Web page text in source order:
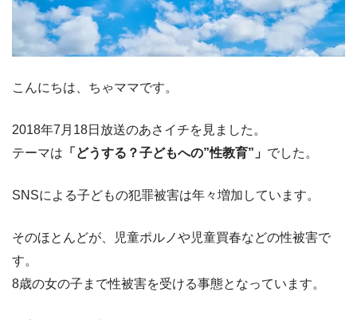
こんにちは、ちゃママです。
2018年7月18日放送のあさイチを見ました。
テーマは 「どうする？子どもへの”性教育”」 でした。
SNSによる子どもの犯罪被害は年々増加しています。
そのほとんどが、児童ポルノや児童買春などの性被害で
す。
8歳の女の子まで性被害を受ける事態となっています。